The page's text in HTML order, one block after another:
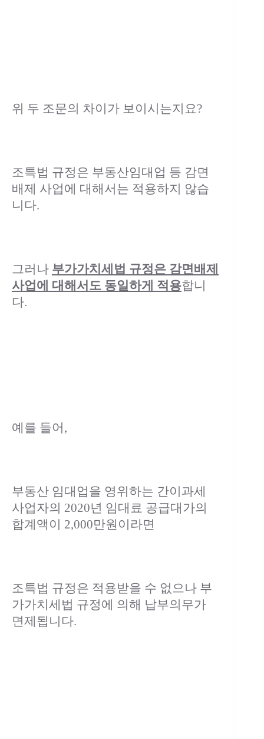
위 두 조문의 차이가 보이시는지요?
조특법 규정은 부동산임대업 등 감면
배제 사업에 대해서는 적용하지 않습
니다.
그러나 부가가치세법 규정은 감면배제
사업에 대해서도 동일하게 적용합니
다.
예를 들어,
부동산 임대업을 영위하는 간이과세
사업자의 2020년 임대료 공급대가의
합계액이 2,000만원이라면
조특법 규정은 적용받을 수 없으나 부
가가치세법 규정에 의해 납부의무가
면제됩니다.